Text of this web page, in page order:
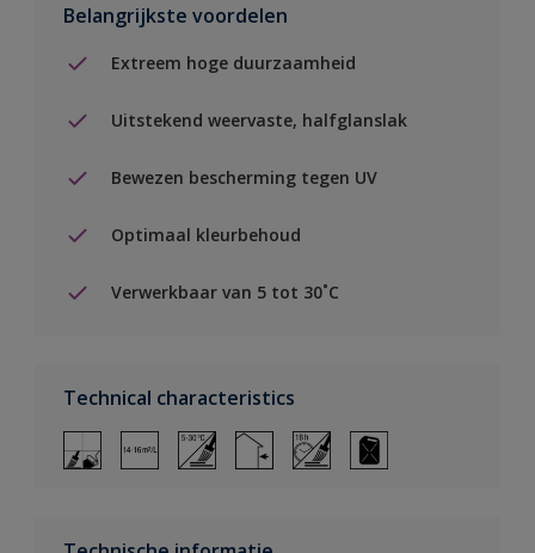
Belangrijkste voordelen
Extreem hoge duurzaamheid
Uitstekend weervaste, halfglanslak
Bewezen bescherming tegen UV
Optimaal kleurbehoud
Verwerkbaar van 5 tot 30˚C
Technical characteristics